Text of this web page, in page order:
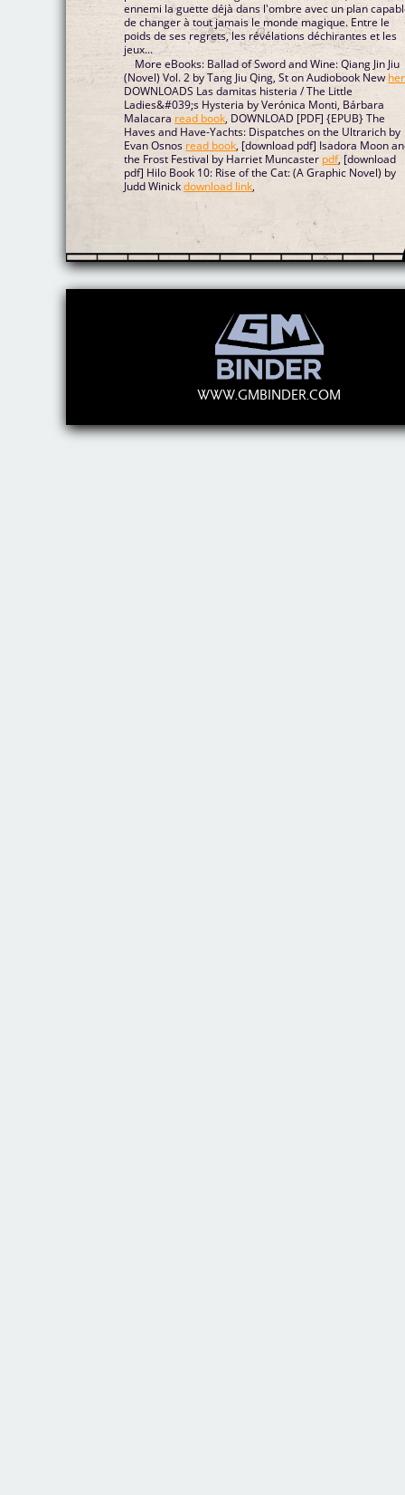
ennemi la guette déjà dans l'ombre avec un plan
de changer à tout jamais le monde magique. Entre le
poids de ses regrets, les révélations déchirantes et les
jeux...
More eBooks: Ballad of Sword and Wine: Qiang Jin Jiu
(Novel) Vol. 2 by Tang Jiu Qing, St on Audiobook New
DOWNLOADS Las damitas histeria / The Little
Ladies&#039;s Hysteria by Verónica Monti, Bárbara
Malacara read book, DOWNLOAD [PDF] {EPUB} The
Haves and Have-Yachts: Dispatches on the Ultrarich by
Evan Osnos read book, [download pdf] Isadora Moon
the Frost Festival by Harriet Muncaster pdf, [download
pdf] Hilo Book 10: Rise of the Cat: (A Graphic Novel) by
Judd Winickdownload link,
WWW.GMBINDER.COM